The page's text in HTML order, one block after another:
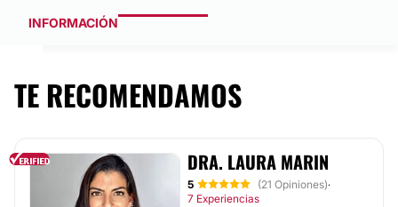
INFORMACIÓN
TE RECOMENDAMOS
DRA. LAURA MARIN
5 (21 Opiniones)·
7 Experiencias